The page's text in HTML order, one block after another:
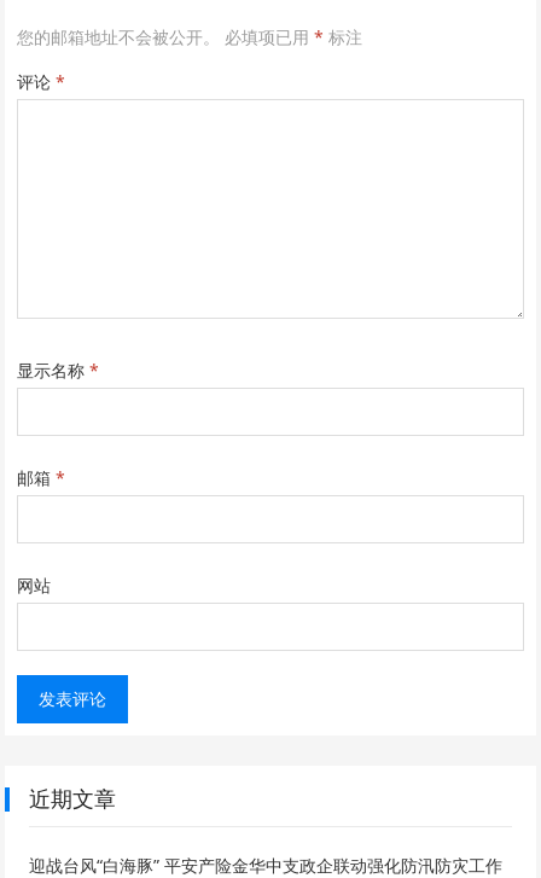
您的邮箱地址不会被公开。 必填项已用* 标注
评论*
显示名称*
邮箱*
网站
近期文章
迎战台风“白海豚” 平安产险金华中支政企联动强化防汛防灾工作